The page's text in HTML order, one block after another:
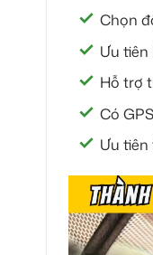
Chọn
Ưu tiên
Hỗ trợ
Có
Ưu